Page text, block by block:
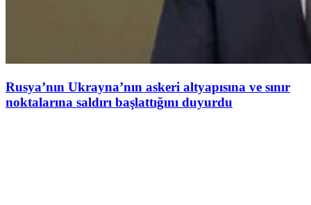
Rusya’nın Ukrayna’nın askeri altyapısına ve sınır
noktalarına saldırı başlattığını duyurdu